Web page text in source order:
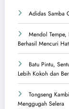
Adidas Samba
Mendol Tempe,
Berhasil Mencuri
Batu Pintu,
Lebih Kokoh dan
Tongseng
Menggugah Selera